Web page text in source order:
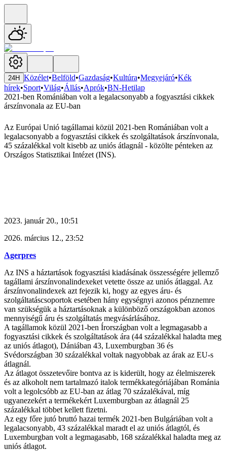
24H Közélet•Belföld•Gazdaság•Kultúra•Megyejáró•Kék
hírek•Sport•Világ•Állás•Aprók•BN-Hetilap
2021-ben Romániában volt a legalacsonyabb a fogyasztási cikkek
árszínvonala az EU-ban
Az Európai Unió tagállamai közül 2021-ben Romániában volt a
legalacsonyabb a fogyasztási cikkek és szolgáltatások árszínvonala,
45 százalékkal volt kisebb az uniós átlagnál - közölte pénteken az
Országos Statisztikai Intézet (INS).
2023. január 20., 10:51
2026. március 12., 23:52
Agerpres
Az INS a háztartások fogyasztási kiadásának összességére jellemző
tagállami árszínvonalindexeket vetette össze az uniós átlaggal. Az
árszínvonalindexek azt fejezik ki, hogy az egyes áru- és
szolgáltatáscsoportok esetében hány egységnyi azonos pénznemre
van szükségük a háztartásoknak a különböző országokban azonos
mennyiségű áru és szolgáltatás megvásárlásához.
A tagállamok közül 2021-ben Írországban volt a legmagasabb a
fogyasztási cikkek és szolgáltatások ára (44 százalékkal haladta meg
az uniós átlagot), Dániában 43, Luxemburgban 36 és
Svédországban 30 százalékkal voltak nagyobbak az árak az EU-s
átlagnál.
Az átlagot összetevőire bontva az is kiderült, hogy az élelmiszerek
és az alkoholt nem tartalmazó italok termékkategóriájában Románia
volt a legolcsóbb az EU-ban az átlag 70 százalékával, míg
ugyanezekért a termékekért Luxemburgban az átlagnál 25
százalékkal többet kellett fizetni.
Az egy főre jutó bruttó hazai termék 2021-ben Bulgáriában volt a
legalacsonyabb, 43 százalékkal maradt el az uniós átlagtól, és
Luxemburgban volt a legmagasabb, 168 százalékkal haladta meg az
uniós átlagot.